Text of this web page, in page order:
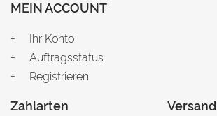
MEIN ACCOUNT
Ihr Konto
Auftragsstatus
Registrieren
Zahlarten Versand